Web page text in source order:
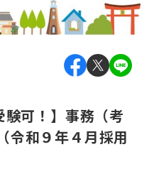
可！】事務（考
令和９年４月採用